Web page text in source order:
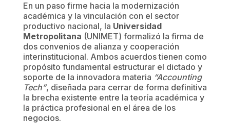
En un paso firme hacia la modernización
académica y la vinculación con el sector
productivo nacional, la Universidad
Metropolitana (UNIMET) formalizó la firma de
dos convenios de alianza y cooperación
interinstitucional. Ambos acuerdos tienen como
propósito fundamental estructurar el dictado y
soporte de la innovadora materia “Accounting
Tech”, diseñada para cerrar de forma definitiva
la brecha existente entre la teoría académica y
la práctica profesional en el área de los
negocios.